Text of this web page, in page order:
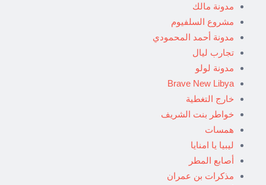
مدونة مالك
مشروع السلفيوم
مدونة أحمد المحمودي
تجارب ليال
مدونة لولو
Brave New Libya
خارج التغطية
خواطر بنت الشريف
همسات
ليبيا يا امنايا
أصابع المطر
مذكرات بن عمران